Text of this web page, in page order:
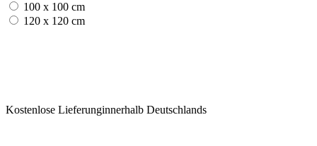
100 x 100 cm
120 x 120 cm
Kostenlose Lieferunginnerhalb Deutschlands